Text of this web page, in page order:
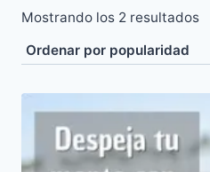
Mostrando los 2 resultados